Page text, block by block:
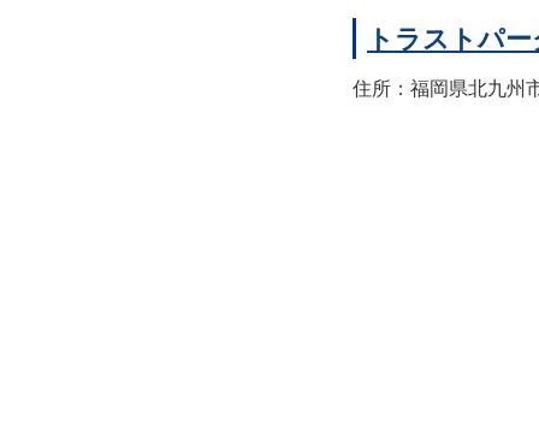
トラストパ
住所：福岡県北九州